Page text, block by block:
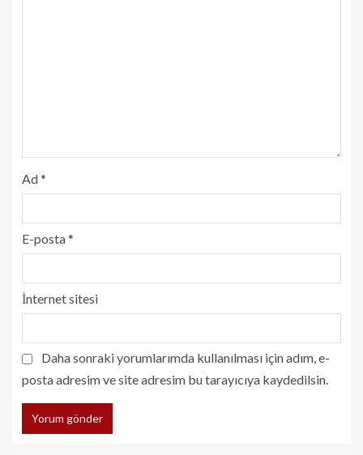
Ad*
E-posta*
İnternet sitesi
Daha sonraki yorumlarımda kullanılması için adım, e-
posta adresim ve site adresim bu tarayıcıya kaydedilsin.